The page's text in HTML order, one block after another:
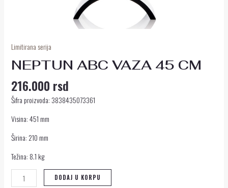
Limitirana serija
NEPTUN ABC VAZA 45 CM
216.000 rsd
Šifra proizvoda: 3838435073361
Visina: 451 mm
Širina: 210 mm
Težina: 8.1 kg
DODAJ U KORPU